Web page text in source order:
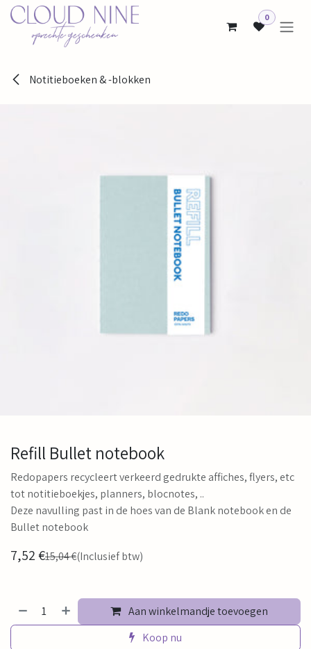
Overslaan naar inhoud
0
Notitieboeken & -blokken
Refill Bullet notebook
Redopapers recycleert verkeerd gedrukte affiches, flyers, etc
tot notitieboekjes, planners, blocnotes, ..
Deze navulling past in de hoes van de Blank notebook en de
Bullet notebook
7,52€15,04€(Inclusief btw)
Aan winkelmandje toevoegen
Koop nu